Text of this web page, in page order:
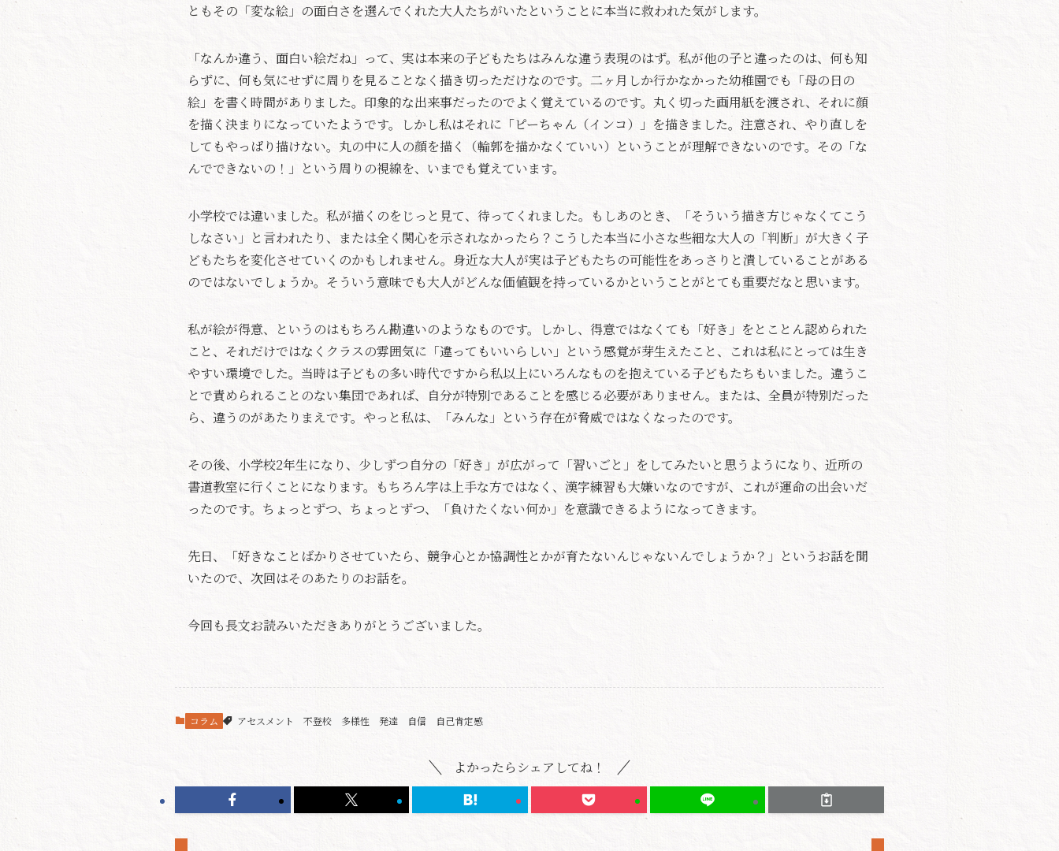
ともその「変な絵」の面白さを選んでくれた大人たちがいたということに本当に救われた気がします。
「なんか違う、面白い絵だね」って、実は本来の子どもたちはみんな違う表現のはず。私が他の子と違ったのは、何も知
らずに、何も気にせずに周りを見ることなく描き切っただけなのです。二ヶ月しか行かなかった幼稚園でも「母の日の
絵」を書く時間がありました。印象的な出来事だったのでよく覚えているのです。丸く切った画用紙を渡され、それに顔
を描く決まりになっていたようです。しかし私はそれに「ピーちゃん（インコ）」を描きました。注意され、やり直しを
してもやっぱり描けない。丸の中に人の顔を描く（輪郭を描かなくていい）ということが理解できないのです。その「な
んでできないの！」という周りの視線を、いまでも覚えています。
小学校では違いました。私が描くのをじっと見て、待ってくれました。もしあのとき、「そういう描き方じゃなくてこう
しなさい」と言われたり、または全く関心を示されなかったら？こうした本当に小さな些細な大人の「判断」が大きく子
どもたちを変化させていくのかもしれません。身近な大人が実は子どもたちの可能性をあっさりと潰していることがある
のではないでしょうか。そういう意味でも大人がどんな価値観を持っているかということがとても重要だなと思います。
私が絵が得意、というのはもちろん勘違いのようなものです。しかし、得意ではなくても「好き」をとことん認められた
こと、それだけではなくクラスの雰囲気に「違ってもいいらしい」という感覚が芽生えたこと、これは私にとっては生き
やすい環境でした。当時は子どもの多い時代ですから私以上にいろんなものを抱えている子どもたちもいました。違うこ
とで責められることのない集団であれば、自分が特別であることを感じる必要がありません。または、全員が特別だった
ら、違うのがあたりまえです。やっと私は、「みんな」という存在が脅威ではなくなったのです。
その後、小学校2年生になり、少しずつ自分の「好き」が広がって「習いごと」をしてみたいと思うようになり、近所の
書道教室に行くことになります。もちろん字は上手な方ではなく、漢字練習も大嫌いなのですが、これが運命の出会いだ
ったのです。ちょっとずつ、ちょっとずつ、「負けたくない何か」を意識できるようになってきます。
先日、「好きなことばかりさせていたら、競争心とか協調性とかが育たないんじゃないんでしょうか？」というお話を聞
いたので、次回はそのあたりのお話を。
今回も長文お読みいただきありがとうございました。
コラム アセスメント 不登校 多様性 発達 自信 自己肯定感
よかったらシェアしてね！